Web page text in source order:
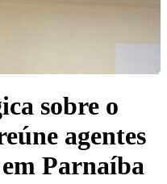
sobre o
agentes
Parnaíba